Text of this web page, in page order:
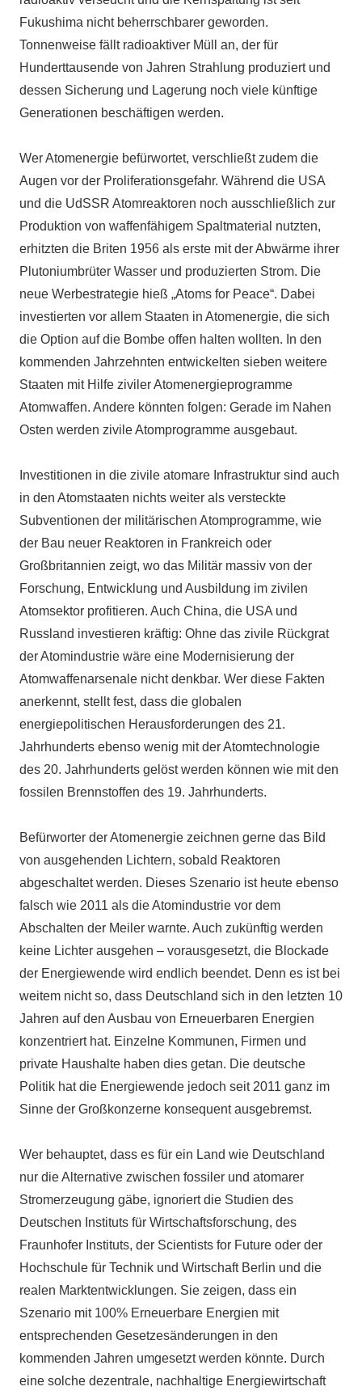
Fukushima nicht beherrschbarer geworden.
Tonnenweise fällt radioaktiver Müll an, der für
Hunderttausende von Jahren Strahlung produziert und
dessen Sicherung und Lagerung noch viele künftige
Generationen beschäftigen werden.
Wer Atomenergie befürwortet, verschließt zudem die
Augen vor der Proliferationsgefahr. Während die USA
und die UdSSR Atomreaktoren noch ausschließlich zur
Produktion von waffenfähigem Spaltmaterial nutzten,
erhitzten die Briten 1956 als erste mit der Abwärme ihrer
Plutoniumbrüter Wasser und produzierten Strom. Die
neue Werbestrategie hieß „Atoms for Peace“. Dabei
investierten vor allem Staaten in Atomenergie, die sich
die Option auf die Bombe offen halten wollten. In den
kommenden Jahrzehnten entwickelten sieben weitere
Staaten mit Hilfe ziviler Atomenergieprogramme
Atomwaffen. Andere könnten folgen: Gerade im Nahen
Osten werden zivile Atomprogramme ausgebaut.
Investitionen in die zivile atomare Infrastruktur sind auch
in den Atomstaaten nichts weiter als versteckte
Subventionen der militärischen Atomprogramme, wie
der Bau neuer Reaktoren in Frankreich oder
Großbritannien zeigt, wo das Militär massiv von der
Forschung, Entwicklung und Ausbildung im zivilen
Atomsektor profitieren. Auch China, die USA und
Russland investieren kräftig: Ohne das zivile Rückgrat
der Atomindustrie wäre eine Modernisierung der
Atomwaffenarsenale nicht denkbar. Wer diese Fakten
anerkennt, stellt fest, dass die globalen
energiepolitischen Herausforderungen des 21.
Jahrhunderts ebenso wenig mit der Atomtechnologie
des 20. Jahrhunderts gelöst werden können wie mit den
fossilen Brennstoffen des 19. Jahrhunderts.
Befürworter der Atomenergie zeichnen gerne das Bild
von ausgehenden Lichtern, sobald Reaktoren
abgeschaltet werden. Dieses Szenario ist heute ebenso
falsch wie 2011 als die Atomindustrie vor dem
Abschalten der Meiler warnte. Auch zukünftig werden
keine Lichter ausgehen – vorausgesetzt, die Blockade
der Energiewende wird endlich beendet. Denn es ist bei
weitem nicht so, dass Deutschland sich in den letzten 10
Jahren auf den Ausbau von Erneuerbaren Energien
konzentriert hat. Einzelne Kommunen, Firmen und
private Haushalte haben dies getan. Die deutsche
Politik hat die Energiewende jedoch seit 2011 ganz im
Sinne der Großkonzerne konsequent ausgebremst.
Wer behauptet, dass es für ein Land wie Deutschland
nur die Alternative zwischen fossiler und atomarer
Stromerzeugung gäbe, ignoriert die Studien des
Deutschen Instituts für Wirtschaftsforschung, des
Fraunhofer Instituts, der Scientists for Future oder der
Hochschule für Technik und Wirtschaft Berlin und die
realen Marktentwicklungen. Sie zeigen, dass ein
Szenario mit 100% Erneuerbare Energien mit
entsprechenden Gesetzesänderungen in den
kommenden Jahren umgesetzt werden könnte. Durch
eine solche dezentrale, nachhaltige Energiewirtschaft